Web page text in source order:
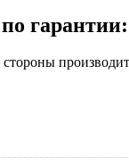
гарантии: